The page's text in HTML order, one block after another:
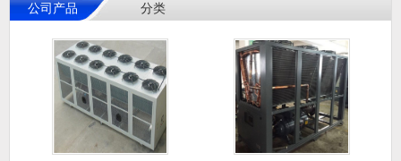
公司产品 分类